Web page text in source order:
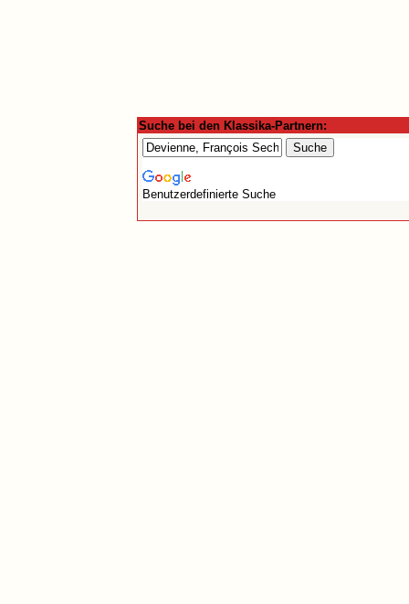
Suche bei den Klassika-Partnern:
Benutzerdefinierte Suche